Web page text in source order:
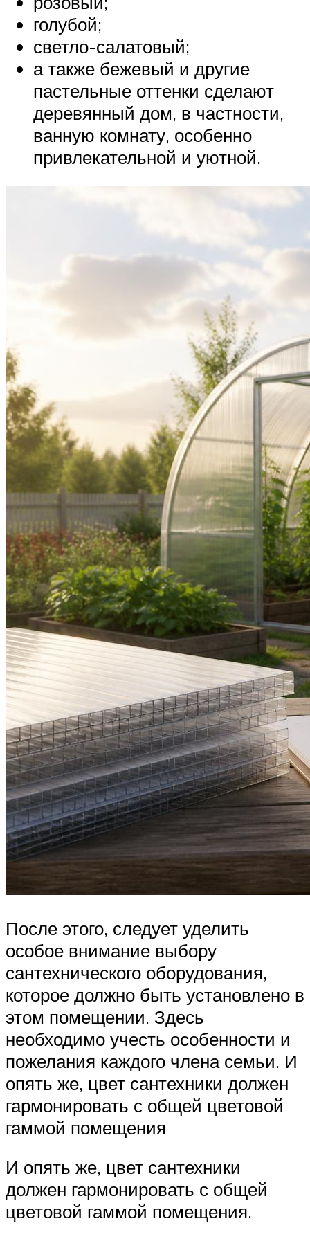
голубой;
светло-салатовый;
а также бежевый и другие
пастельные оттенки сделают
деревянный дом, в частности,
ванную комнату, особенно
привлекательной и уютной.
После этого, следует уделить
особое внимание выбору
сантехнического оборудования,
которое должно быть установлено в
этом помещении. Здесь
необходимо учесть особенности и
пожелания каждого члена семьи. И
опять же, цвет сантехники должен
гармонировать с общей цветовой
гаммой помещения
И опять же, цвет сантехники
должен гармонировать с общей
цветовой гаммой помещения.